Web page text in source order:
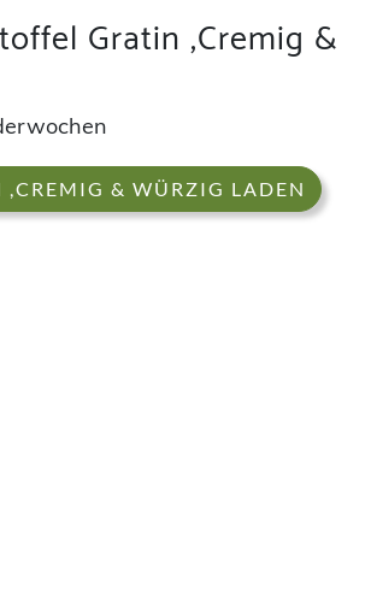
Gratin ,Cremig &
& WÜRZIG LADEN